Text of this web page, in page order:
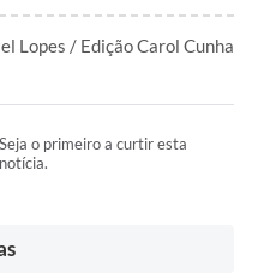
Lopes / Edição Carol Cunha
Seja o primeiro a curtir esta
notícia.